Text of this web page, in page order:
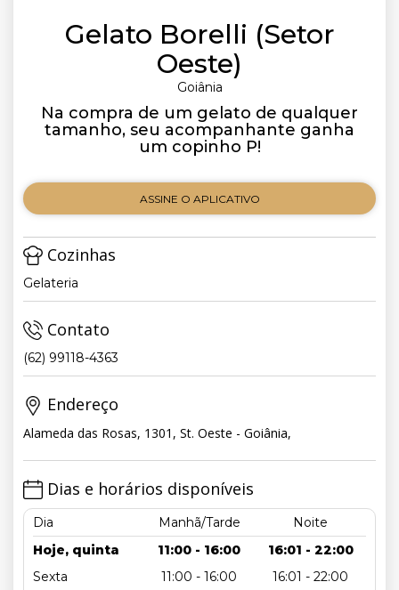
Gelato Borelli (Setor
Oeste)
Goiânia
Na compra de um gelato de qualquer
tamanho, seu acompanhante ganha
um copinho P!
ASSINE O APLICATIVO
Cozinhas
Gelateria
Contato
(62) 99118-4363
Endereço
Alameda das Rosas, 1301, St. Oeste - Goiânia,
Dias e horários disponíveis
Dia Manhã/Tarde
Noite
Hoje, quinta
11:00 - 16:00
16:01 - 22:00
Sexta
11:00 - 16:00
16:01 - 22:00